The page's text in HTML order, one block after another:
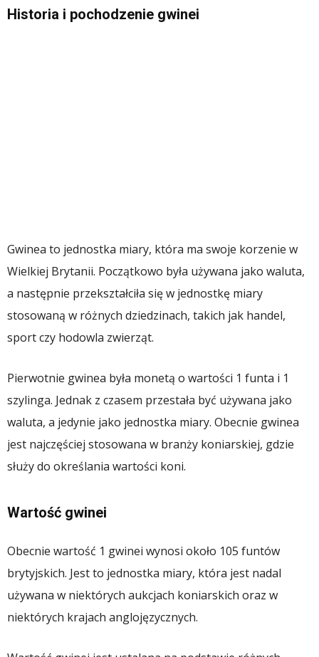
Historia i pochodzenie gwinei
Gwinea to jednostka miary, która ma swoje korzenie w
Wielkiej Brytanii. Początkowo była używana jako waluta,
a następnie przekształciła się w jednostkę miary
stosowaną w różnych dziedzinach, takich jak handel,
sport czy hodowla zwierząt.
Pierwotnie gwinea była monetą o wartości 1 funta i 1
szylinga. Jednak z czasem przestała być używana jako
waluta, a jedynie jako jednostka miary. Obecnie gwinea
jest najczęściej stosowana w branży koniarskiej, gdzie
służy do określania wartości koni.
Wartość gwinei
Obecnie wartość 1 gwinei wynosi około 105 funtów
brytyjskich. Jest to jednostka miary, która jest nadal
używana w niektórych aukcjach koniarskich oraz w
niektórych krajach anglojęzycznych.